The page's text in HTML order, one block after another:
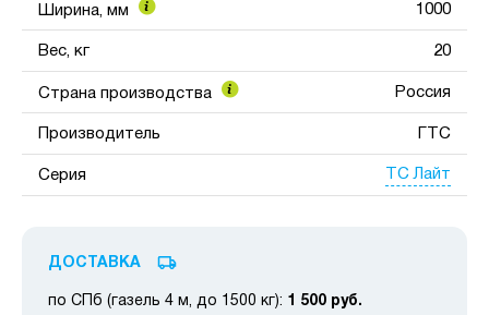
Ширина, мм 1000
Вес, кг 20
Страна производства Россия
Производитель ГТС
Серия ТС Лайт
ДОСТАВКА
по СПб (газель 4 м, до 1500 кг): 1 500 руб.